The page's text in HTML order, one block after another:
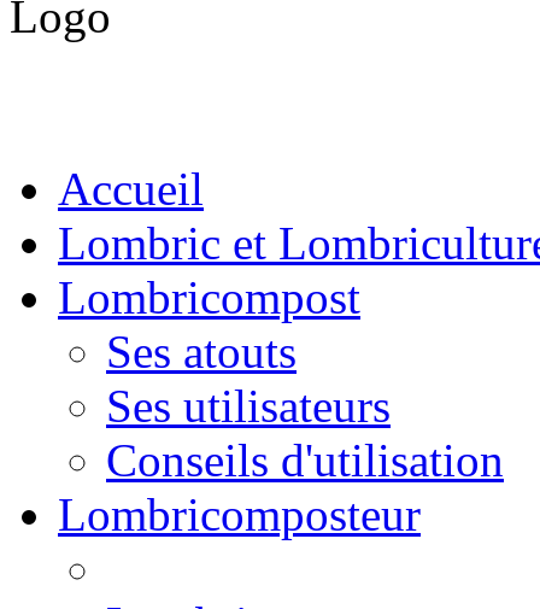
Accueil
Lombric et
Lombricompost
Ses atouts
Ses utilisateurs
Conseils d'utilisation
Lombricomposteur